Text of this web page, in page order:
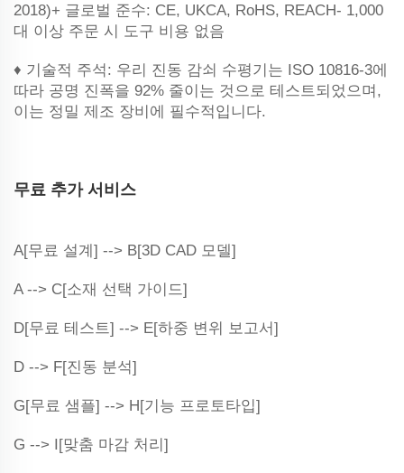
2018)+ 글로벌 준수: CE, UKCA, RoHS, REACH- 1,000
대 이상 주문 시 도구 비용 없음
♦ 기술적 주석: 우리 진동 감쇠 수평기는 ISO 10816-3에
따라 공명 진폭을 92% 줄이는 것으로 테스트되었으며,
이는 정밀 제조 장비에 필수적입니다.
무료 추가 서비스
A[무료 설계] --> B[3D CAD 모델]
A --> C[소재 선택 가이드]
D[무료 테스트] --> E[하중 변위 보고서]
D --> F[진동 분석]
G[무료 샘플] --> H[기능 프로토타입]
G --> I[맞춤 마감 처리]